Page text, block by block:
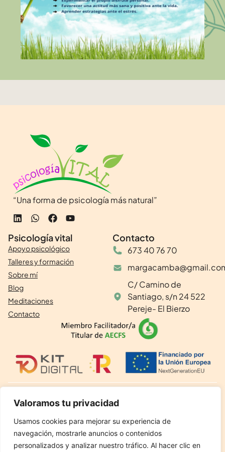
Valoramos tu privacidad
Usamos cookies para mejorar su experiencia de
navegación, mostrarle anuncios o contenidos
personalizados y analizar nuestro tráfico. Al hacer clic en
“Una forma de psicología más natural”
Psicología vital
Apoyo psicológico
Talleres y formación
Sobre mí
Blog
Meditaciones
Contacto
Contacto
673 40 76 70
C/ Camino de
Santiago, s/n 24 522
Pereje- El Bierzo
©2024 Psicología Vital. Todos los derechos reservados.
Aviso legal
Política de privacidad